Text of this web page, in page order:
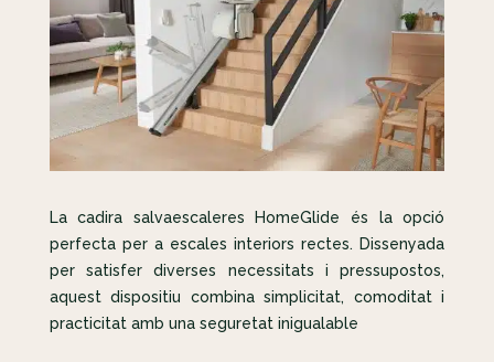
La cadira salvaescaleres HomeGlide és la opció
perfecta per a escales interiors rectes. Dissenyada
per satisfer diverses necessitats i pressupostos,
aquest dispositiu combina simplicitat, comoditat i
practicitat amb una seguretat inigualable